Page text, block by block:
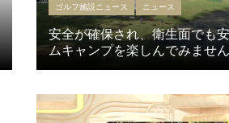
ゴルフ施設ニュース ニュース
安全が確保され、衛生面でも
ムキャンプを楽しんでみませ